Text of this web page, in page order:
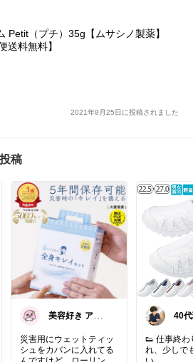
報が含まれています
Petit（プチ）35g【ムサシノ製薬】
送料無料】
2021年9月25日に投稿されました
稿
美容好き アラ
イコン変更）
災害用にウェットティッ
シュをカバンに入れてる
40
日も
👟 仕事終わ
れ、少しで